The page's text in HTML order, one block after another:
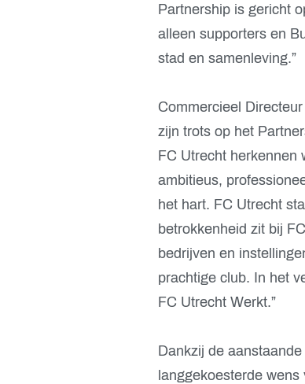
Partnership is gericht
alleen supporters en
stad en samenleving.”
Commercieel
zijn trots op het
FC Utrecht herkennen
ambitieus,
het hart. FC Utrecht
betrokkenheid zit bij
bedrijven en
prachtige club. In het
FC Utrecht Werkt.”
Dankzij de
langgekoesterde